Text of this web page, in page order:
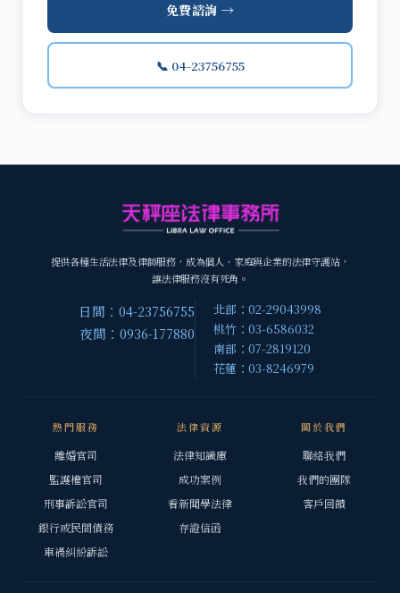
免費諮詢 →
📞 04-23756755
提供各種生活法律及律師服務，成為個人、家庭與企業的法律守護站，
讓法律服務沒有死角。
日間：04-23756755
夜間：0936-177880
北部：02-29043998
桃竹：03-6586032
南部：07-2819120
花蓮：03-8246979
熱門服務
離婚官司
監護權官司
刑事訴訟官司
銀行或民間債務
車禍糾紛訴訟
法律資源
法律知識庫
成功案例
看新聞學法律
存證信函
關於我們
聯絡我們
我們的團隊
客戶回饋